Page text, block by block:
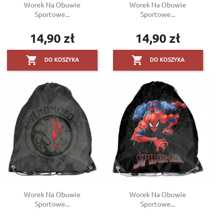
Worek Na Obuwie
Sportowe...
Cena
14,90 zł
 DO KOSZYKA
Worek Na Obuwie
Sportowe...
Cena
14,90 zł
 DO KOSZYKA
Worek Na Obuwie
Sportowe...
Worek Na Obuwie
Sportowe...